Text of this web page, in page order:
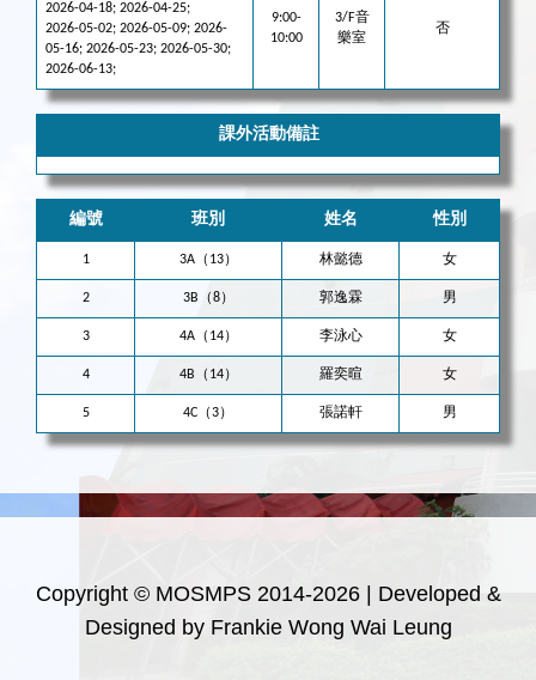
2026-04-18; 2026-04-25;
2026-05-02; 2026-05-09; 2026-
05-16; 2026-05-23; 2026-05-30;
2026-06-13;
9:00-
10:00
3/F音
樂室
否
課外活動備註
編號 班別 姓名 性別
1 3A（13） 林懿德 女
2 3B（8） 郭逸霖 男
3 4A（14） 李泳心 女
4 4B（14） 羅奕暄 女
5 4C（3） 張諾軒 男
Copyright © MOSMPS 2014-2026 | Developed &
Designed by Frankie Wong Wai Leung